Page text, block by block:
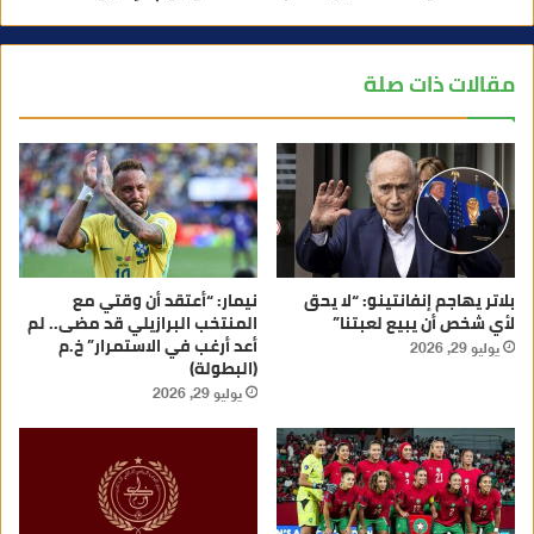
مقالات ذات صلة
بلاتر يهاجم إنفانتينو: “لا يحق
لأي شخص أن يبيع لعبتنا”
يوليو 29, 2026
نيمار: “أعتقد أن وقتي مع
المنتخب البرازيلي قد مضى.. لم
أعد أرغب في الاستمرار” خ.م
(البطولة)
يوليو 29, 2026